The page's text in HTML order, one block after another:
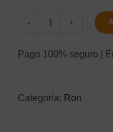
cantidad
Pago 100% seguro |
Categoría: Ron